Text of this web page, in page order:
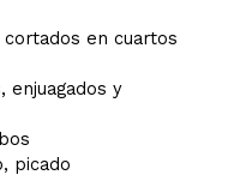
en cuartos
enjuagados y
picado